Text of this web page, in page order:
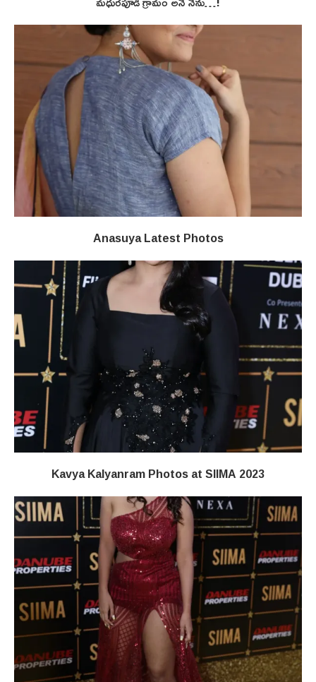
Anasuya Latest Photos
Kavya Kalyanram Photos at SIIMA 2023